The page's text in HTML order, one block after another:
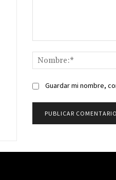
Guardar mi nombre,